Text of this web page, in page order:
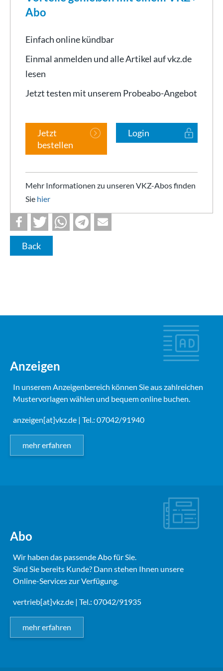
Abo
Einfach online kündbar
Einmal anmelden und alle Artikel auf vkz.de
lesen
Jetzt testen mit unserem Probeabo-Angebot
Jetzt
bestellen
Login
Mehr Informationen zu unseren VKZ-Abos finden
Sie hier
Back
Anzeigen
In unserem Anzeigenbereich können Sie aus zahlreichen
Mustervorlagen wählen und bequem online buchen.
anzeigen[at]vkz.de | Tel.: 07042/91940
mehr erfahren
Abo
Wir haben das passende Abo für Sie.
Sind Sie bereits Kunde? Dann stehen Ihnen unsere
Online-Services zur Verfügung.
vertrieb[at]vkz.de | Tel.: 07042/91935
mehr erfahren